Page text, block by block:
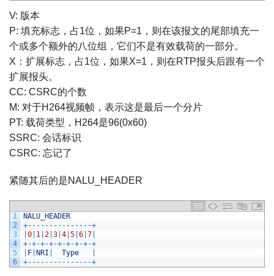
V: 版本
P: 填充标志，占1位，如果P=1，则在该报文的尾部填充一
个或多个额外的八位组，它们不是有效载荷的一部分。
X：扩展标志，占1位，如果X=1，则在RTP报头后跟有一个
扩展报头。
CC: CSRC的个数
M: 对于H264视频帧，表示这是最后一个分片
PT: 载荷类型，H264是96(0x60)
SSRC: 会话标识
CSRC: 忘记了
紧随其后的是NALU_HEADER
1
2
3
4
5
6
NALU_HEADER
+-- -- -- -- -- -- -- -+
0 1 2 3 4 5 6 7
+-+-+-+-+-+-+-+-+
F NRI Type
+-- -- -- -- -- -- -- -+